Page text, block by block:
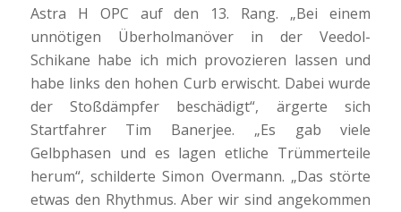
Astra H OPC auf den 13. Rang. „Bei einem
unnötigen Überholmanöver in der Veedol-
Schikane habe ich mich provozieren lassen und
habe links den hohen Curb erwischt. Dabei wurde
der Stoßdämpfer beschädigt“, ärgerte sich
Startfahrer Tim Banerjee. „Es gab viele
Gelbphasen und es lagen etliche Trümmerteile
herum“, schilderte Simon Overmann. „Das störte
etwas den Rhythmus. Aber wir sind angekommen